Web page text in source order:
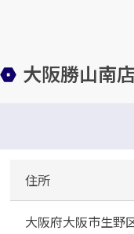
大阪勝山南
住所
大阪府大阪市生野